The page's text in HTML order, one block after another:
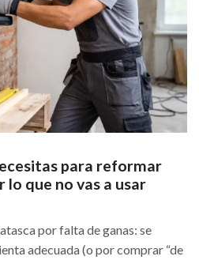
para reformar
lo que no vas a usar
por falta de ganas: se
adecuada (o por comprar “de